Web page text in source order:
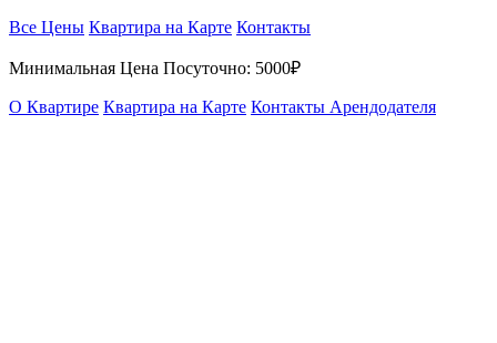
Все Цены Квартира на Карте Контакты
Минимальная Цена Посуточно: 5000₽
О Квартире Квартира на Карте Контакты Арендодателя